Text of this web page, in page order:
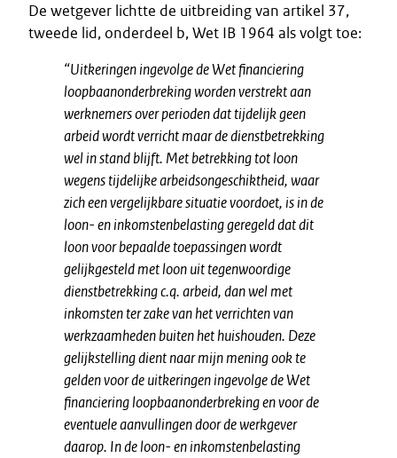
De wetgever lichtte de uitbreiding van artikel 37,
tweede lid, onderdeel b, Wet IB 1964 als volgt toe:
“Uitkeringen ingevolge de Wet financiering
loopbaanonderbreking worden verstrekt aan
werknemers over perioden dat tijdelijk geen
arbeid wordt verricht maar de dienstbetrekking
wel in stand blijft. Met betrekking tot loon
wegens tijdelijke arbeidsongeschiktheid, waar
zich een vergelijkbare situatie voordoet, is in de
loon- en inkomstenbelasting geregeld dat dit
loon voor bepaalde toepassingen wordt
gelijkgesteld met loon uit tegenwoordige
dienstbetrekking c.q. arbeid, dan wel met
inkomsten ter zake van het verrichten van
werkzaamheden buiten het huishouden. Deze
gelijkstelling dient naar mijn mening ook te
gelden voor de uitkeringen ingevolge de Wet
financiering loopbaanonderbreking en voor de
eventuele aanvullingen door de werkgever
daarop. In de loon- en inkomstenbelasting